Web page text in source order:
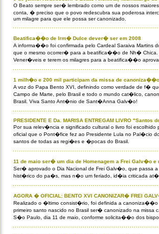
O Beato sempre ser� lembrado como um de nossos
conta, � preciso que o povo redescubra sua poderosa
um milagre para que ele possa ser canonizado.
Beatifica��o de Irm� Dulce dever� ser em 2008
A informa��o foi confirmada pelo Cardeal Saraiva Martins
que o mesmo ocorrer� para a beatifica��o de Nh� Chica.
Vener�veis e terem os milagres para a beatifica��o
1 milh�o e 200 mil participam da missa de canoniza��o
A voz do Papa Bento XVI, definindo como verdade de f�
Campo de Marte, pelo Brasil e todo o mundo cat�lico,
Brasil. Viva Santo Ant�nio de Sant�Anna Galv�o!
PRESIDENTE E Da. MARISA ENTREGAM LIVRO "Santos
Por sua relev�ncia e significado cultural o livro foi
oficial que o Pont�fice fez ao Presidente Lula no Pal�cio
santos de todas as regi�es e �pocas do Brasil.
11 de maio ser� um dia de Homenagem a Frei Galv�o
Ser� aprovado o Dia Nacional de Frei Galv�o, que passa
hist�rico do pa�s, mas n�o um feriado, id�ia criticada at�
AGORA � OFICIAL: BENTO XVI CANONIZAR� FREI
Realizado o �ltimo consist�rio, foi definida a
primeiro santo nascido no Brasil ser� canonizado na missa
S�o Paulo, dia 11 de maio, conforme solicita��o dos